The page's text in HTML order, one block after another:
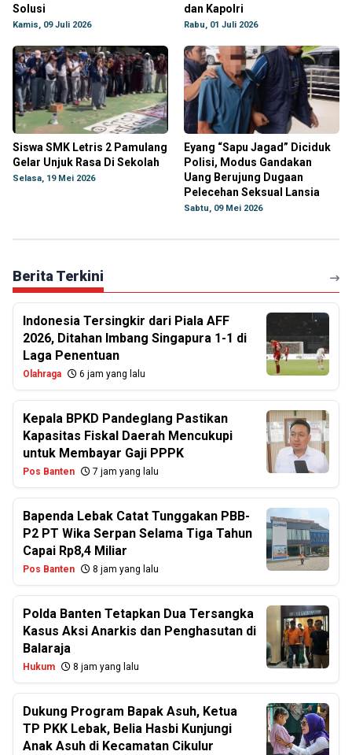
Solusi
Kamis, 09 Juli 2026
dan Kapolri
Rabu, 01 Juli 2026
Siswa SMK Letris 2 Pamulang
Gelar Unjuk Rasa Di Sekolah
Selasa, 19 Mei 2026
Eyang “Sapu Jagad” Diciduk
Polisi, Modus Gandakan
Uang Berujung Dugaan
Pelecehan Seksual Lansia
Sabtu, 09 Mei 2026
Berita Terkini
Indonesia Tersingkir dari Piala AFF
2026, Ditahan Imbang Singapura 1-1 di
Laga Penentuan
Olahraga 6 jam yang lalu
Kepala BPKD Pandeglang Pastikan
Kapasitas Fiskal Daerah Mencukupi
untuk Membayar Gaji PPPK
Pos Banten 7 jam yang lalu
Bapenda Lebak Catat Tunggakan PBB-
P2 PT Wika Serpan Selama Tiga Tahun
Capai Rp8,4 Miliar
Pos Banten 8 jam yang lalu
Polda Banten Tetapkan Dua Tersangka
Kasus Aksi Anarkis dan Penghasutan di
Balaraja
Hukum 8 jam yang lalu
Dukung Program Bapak Asuh, Ketua
TP PKK Lebak, Belia Hasbi Kunjungi
Anak Asuh di Kecamatan Cikulur